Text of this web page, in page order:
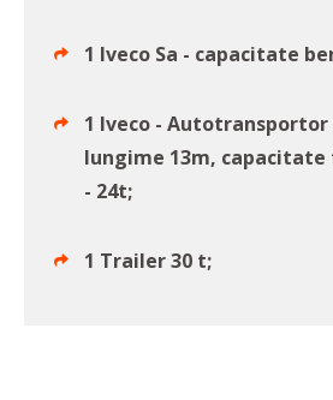
1 Iveco Sa - capacitate
1 Iveco - Autotransportor
lungime 13m,
- 24t;
1 Trailer 30 t;